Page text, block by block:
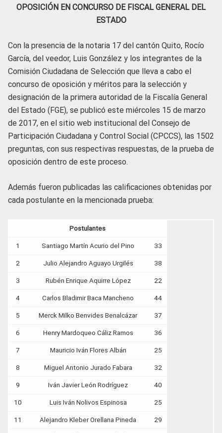
OPOSICIÓN EN CONCURSO DE FISCAL GENERAL DEL
ESTADO
Con la presencia de la notaria 17 del cantón Quito, Rocío
García, del veedor, Luis González y los integrantes de la
Comisión Ciudadana de Selección que lleva a cabo el
concurso de oposición y méritos para la selección y
designación de la primera autoridad de la Fiscalía General
del Estado (FGE), se publicó este miércoles 15 de marzo
de 2017, en el sitio web institucional del Consejo de
Participación Ciudadana y Control Social (CPCCS), las 1502
preguntas, con sus respectivas respuestas, de la prueba de
oposición dentro de este proceso.
Además fueron publicadas las calificaciones obtenidas por
cada postulante en la mencionada prueba:
Postulantes
1 Santiago Martín Acurio del Pino 33
2 Julio Alejandro Aguayo Urgilés 38
3 Rubén Enrique Aquirre López 22
4 Carlos Bladimir Baca Mancheno 44
5 Merck Milko Benvides Benalcázar 37
6 Henry Mardoqueo Cáliz Ramos 36
7 Mauricio Iván Flores Albán 25
8 Miguel Antonio Jurado Fabara 32
9 Iván Javier León Rodríguez 40
10 Luis Iván Nolivos Espinosa 25
11 Alejandro Kleber Orellana Pineda 29